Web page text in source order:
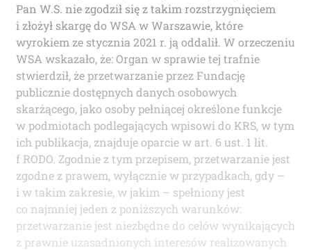
Pan W.S. nie zgodził się z takim rozstrzygnięciem
i złożył skargę do WSA w Warszawie, które
wyrokiem ze stycznia 2021 r. ją oddalił. W orzeczeniu
WSA wskazało, że: Organ w sprawie tej trafnie
stwierdził, że przetwarzanie przez Fundację
publicznie dostępnych danych osobowych
skarżącego, jako osoby pełniącej określone funkcje
w podmiotach podlegających wpisowi do KRS, w tym
ich publikacja, znajduje oparcie w art. 6 ust. 1 lit.
f RODO. Zgodnie z tym przepisem, przetwarzanie jest
zgodne z prawem, wyłącznie w przypadkach, gdy –
i w takim zakresie, w jakim – spełniony jest
co najmniej jeden z poniższych warunków:
przetwarzanie jest niezbędne do celów wynikających
z prawnie uzasadnionych interesów realizowanych